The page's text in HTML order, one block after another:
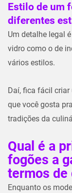
Estilo de um
diferentes
Um detalhe legal
vidro como o de
vários estilos.
Daí, fica fácil
que você gosta
tradições da
Qual é a
fogões a
termos de
Enquanto os